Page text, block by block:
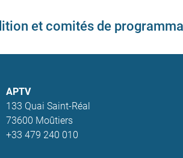
et comités de
APTV
133 Quai Saint-Réal
73600 Moûtiers
+33 479 240 010